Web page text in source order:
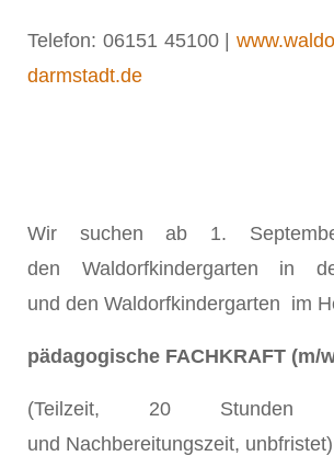
Telefon: 06151 45100 |
darmstadt.de
Wir suchen ab 1.
den Waldorfkindergarten in
und den Waldorfkindergarten im
pädagogische FACHKRAFT (m/
(Teilzeit, 20 Stunden
und Nachbereitungszeit, unbfristet)